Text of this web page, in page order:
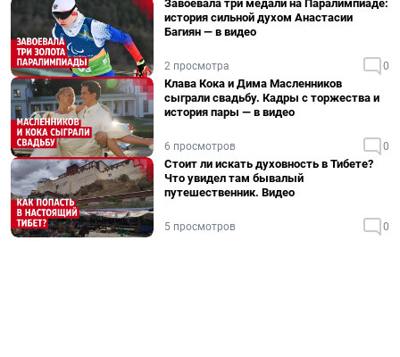
Завоевала три медали на Паралимпиаде:
история сильной духом Анастасии
Багиян — в видео
2 просмотра 0
Клава Кока и Дима Масленников
сыграли свадьбу. Кадры с торжества и
история пары — в видео
6 просмотров 0
Стоит ли искать духовность в Тибете?
Что увидел там бывалый
путешественник. Видео
5 просмотров 0